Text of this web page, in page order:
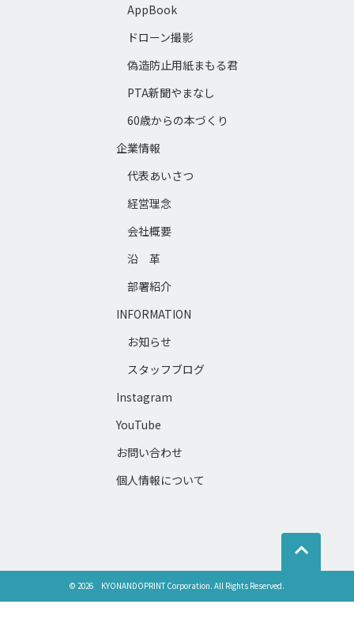
AppBook
ドローン撮影
偽造防止用紙まもる君
PTA新聞やまなし
60歳からの本づくり
企業情報
代表あいさつ
経営理念
会社概要
沿 革
部署紹介
INFORMATION
お知らせ
スタッフブログ
Instagram
YouTube
お問い合わせ
個人情報について
© 2026 KYONANDOPRINT Corporation. All Rights Reserved.